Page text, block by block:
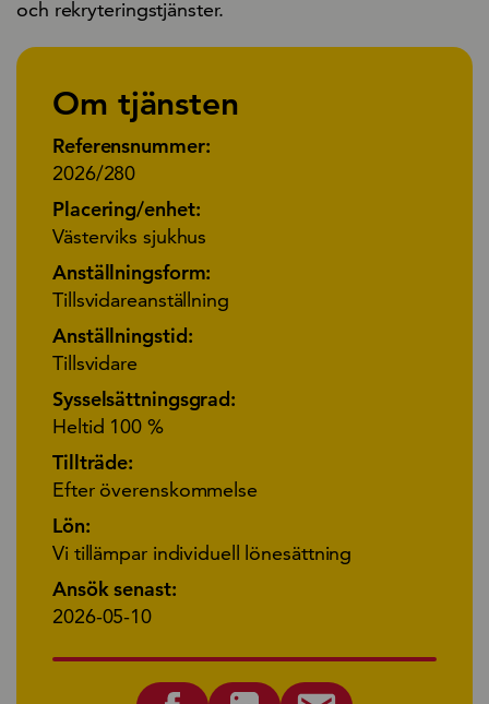
och rekryteringstjänster.
Om tjänsten
Referensnummer:
2026/280
Placering/enhet:
Västerviks sjukhus
Anställningsform:
Tillsvidareanställning
Anställningstid:
Tillsvidare
Sysselsättningsgrad:
Heltid 100 %
Tillträde:
Efter överenskommelse
Lön:
Vi tillämpar individuell lönesättning
Ansök senast:
2026-05-10